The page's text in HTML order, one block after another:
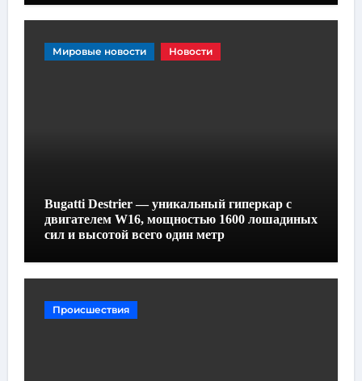
Мировые новости Новости
Bugatti Destrier — уникальный гиперкар с
двигателем W16, мощностью 1600 лошадиных
сил и высотой всего один метр
Происшествия